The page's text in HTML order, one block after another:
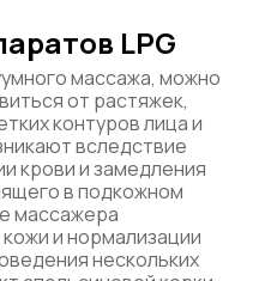
LPG
массажа, можно
от растяжек,
контуров лица и
вследствие
крови и замедления
в подкожном
массажера
и нормализации
нескольких